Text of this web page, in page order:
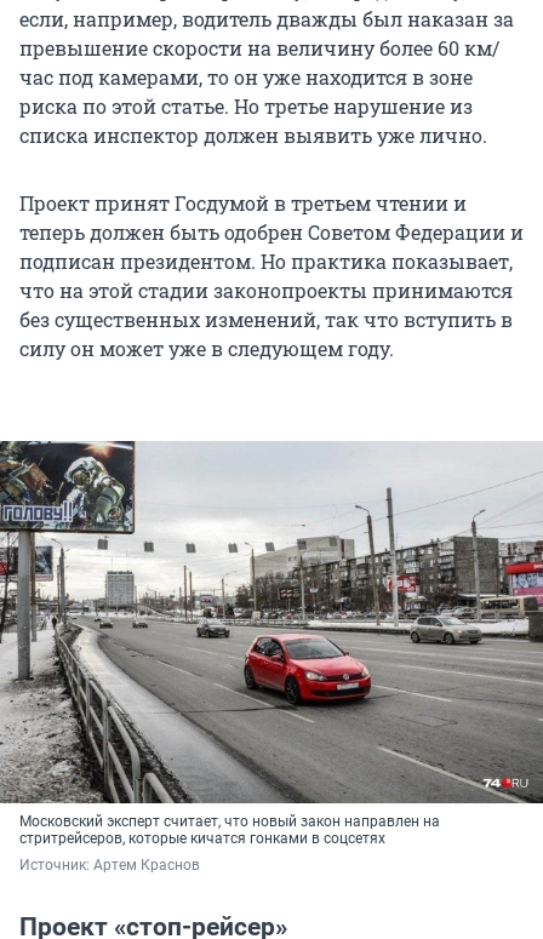
если, например, водитель дважды был наказан за
превышение скорости на величину более 60 км/
час под камерами, то он уже находится в зоне
риска по этой статье. Но третье нарушение из
списка инспектор должен выявить уже лично.
Проект принят Госдумой в третьем чтении и
теперь должен быть одобрен Советом Федерации и
подписан президентом. Но практика показывает,
что на этой стадии законопроекты принимаются
без существенных изменений, так что вступить в
силу он может уже в следующем году.
Московский эксперт считает, что новый закон направлен на
стритрейсеров, которые кичатся гонками в соцсетях
Источник: Артем Краснов
Проект «стоп-рейсер»